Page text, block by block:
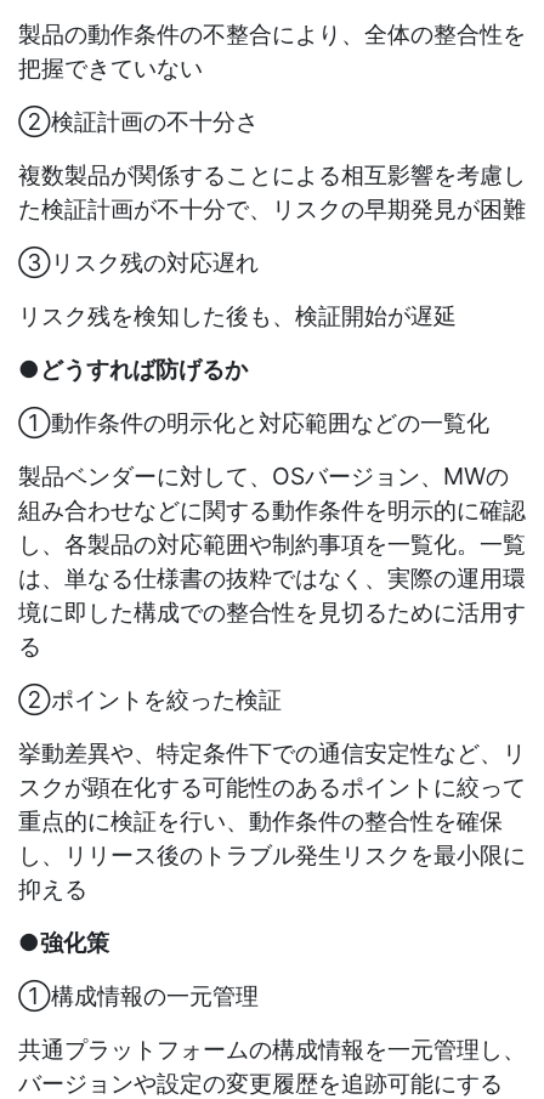
製品の動作条件の不整合により、全体の整合性を
把握できていない
②検証計画の不十分さ
複数製品が関係することによる相互影響を考慮し
た検証計画が不十分で、リスクの早期発見が困難
③リスク残の対応遅れ
リスク残を検知した後も、検証開始が遅延
●どうすれば防げるか
①動作条件の明示化と対応範囲などの一覧化
製品ベンダーに対して、 OSバージョン、 MWの
組み合わせなどに関する動作条件を明示的に確認
し、各製品の対応範囲や制約事項を一覧化。一覧
は、単なる仕様書の抜粋ではなく、実際の運用環
境に即した構成での整合性を見切るために活用す
る
②ポイントを絞った検証
挙動差異や、特定条件下での通信安定性など、リ
スクが顕在化する可能性のあるポイントに絞って
重点的に検証を行い、動作条件の整合性を確保
し、リリース後のトラブル発生リスクを最小限に
抑える
●強化策
①構成情報の一元管理
共通プラットフォームの構成情報を一元管理し、
バージョンや設定の変更履歴を追跡可能にする